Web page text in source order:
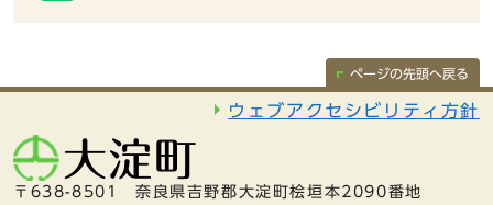
ページの先頭へ戻る
ウェブアクセシビリティ方針
〒638-8501 奈良県吉野郡大淀町桧垣本2090番地